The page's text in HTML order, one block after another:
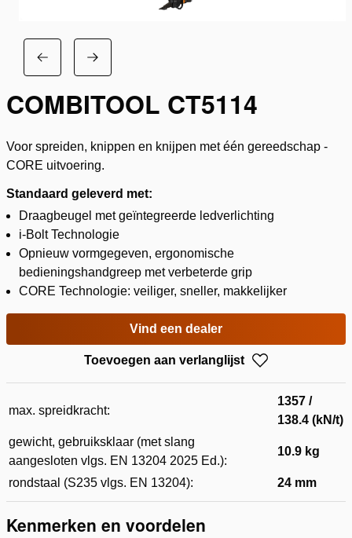
COMBITOOL CT5114
Voor spreiden, knippen en knijpen met één gereedschap -
CORE uitvoering.
Standaard geleverd met:
Draagbeugel met geïntegreerde ledverlichting
i-Bolt Technologie
Opnieuw vormgegeven, ergonomische
bedieningshandgreep met verbeterde grip
CORE Technologie: veiliger, sneller, makkelijker
Vind een dealer
Toevoegen aan verlanglijst
max. spreidkracht:
1357 /
138.4 (kN/t)
gewicht, gebruiksklaar (met slang
aangesloten vlgs. EN 13204 2025 Ed.):
10.9 kg
rondstaal (S235 vlgs. EN 13204): 24 mm
Kenmerken en voordelen